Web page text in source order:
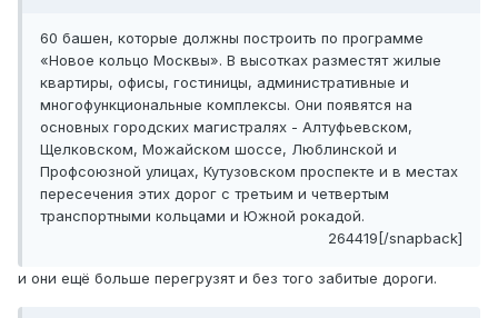
60 башен, которые должны построить по программе
«Новое кольцо Москвы». В высотках разместят жилые
квартиры, офисы, гостиницы, административные и
многофункциональные комплексы. Они появятся на
основных городских магистралях - Алтуфьевском,
Щелковском, Можайском шоссе, Люблинской и
Профсоюзной улицах, Кутузовском проспекте и в местах
пересечения этих дорог с третьим и четвертым
транспортными кольцами и Южной рокадой.
264419[/snapback]
и они ещё больше перегрузят и без того забитые дороги.